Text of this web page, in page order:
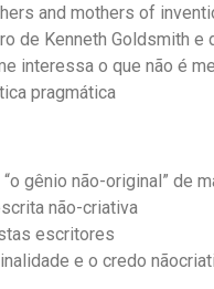
and mothers of
de Kenneth Goldsmith e
interessa o que não é
pragmática
gênio não-original” de
não-criativa
escritores
e o credo